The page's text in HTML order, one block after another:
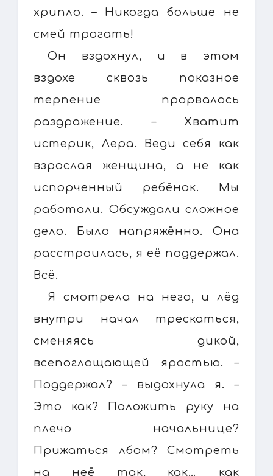
хрипло. – Никогда больше не
смей трогать!
Он вздохнул, и в этом
вздохе сквозь показное
терпение прорвалось
раздражение. – Хватит
истерик, Лера. Веди себя как
взрослая женщина, а не как
испорченный ребёнок. Мы
работали. Обсуждали сложное
дело. Было напряжённо. Она
расстроилась, я её поддержал.
Всё.
Я смотрела на него, и лёд
внутри начал трескаться,
сменяясь дикой,
всепоглощающей яростью. –
Поддержал? – выдохнула я. –
Это как? Положить руку на
плечо начальнице?
Прижаться лбом? Смотреть
на неё так, как… как